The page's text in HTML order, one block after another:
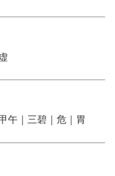
甲午｜三碧｜危｜胃